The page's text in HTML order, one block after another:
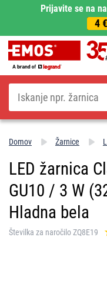
Prijavite se na
4 €
Iskanje
Domov Žarnice
LED žarnica
GU10 / 3 W
Hladna bela
Številka za naročilo ZQ8E19